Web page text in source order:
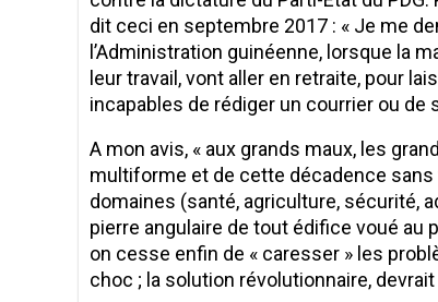
dit ceci en septembre 2017 : « Je me
l’Administration guinéenne, lorsque la
leur travail, vont aller en retraite, pour
incapables de rédiger un courrier ou de
A mon avis, « aux grands maux, les
multiforme et de cette décadence sans
domaines (santé, agriculture, sécurité,
pierre angulaire de tout édifice voué au
on cesse enfin de « caresser » les
choc ; la solution révolutionnaire,